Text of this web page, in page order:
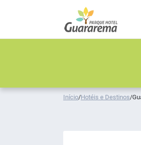
Início/Hotéis e Destinos/